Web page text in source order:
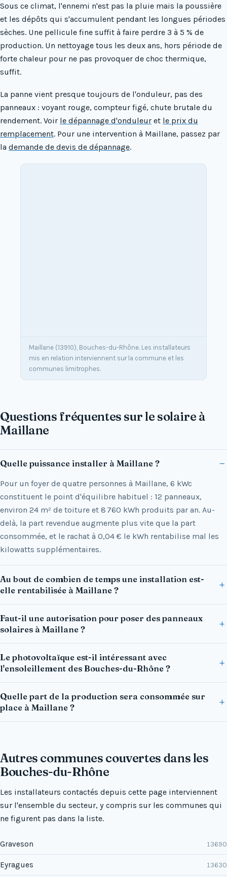
Sous ce climat, l'ennemi n'est pas la pluie mais la poussière
et les dépôts qui s'accumulent pendant les longues périodes
sèches. Une pellicule fine suffit à faire perdre 3 à 5 % de
production. Un nettoyage tous les deux ans, hors période de
forte chaleur pour ne pas provoquer de choc thermique,
suffit.
La panne vient presque toujours de l'onduleur, pas des
panneaux : voyant rouge, compteur figé, chute brutale du
rendement. Voir le dépannage d'onduleur et le prix du
remplacement. Pour une intervention à Maillane, passez par
la demande de devis de dépannage.
Maillane (13910), Bouches-du-Rhône. Les installateurs
mis en relation interviennent sur la commune et les
communes limitrophes.
Questions fréquentes sur le solaire à
Maillane
Quelle puissance installer à Maillane ?
Pour un foyer de quatre personnes à Maillane, 6 kWc
constituent le point d'équilibre habituel : 12 panneaux,
environ 24 m² de toiture et 8 760 kWh produits par an. Au-
delà, la part revendue augmente plus vite que la part
consommée, et le rachat à 0,04 € le kWh rentabilise mal les
kilowatts supplémentaires.
Au bout de combien de temps une installation est-
elle rentabilisée à Maillane ?
Faut-il une autorisation pour poser des panneaux
solaires à Maillane ?
Le photovoltaïque est-il intéressant avec
l'ensoleillement des Bouches-du-Rhône ?
Quelle part de la production sera consommée sur
place à Maillane ?
Autres communes couvertes dans les
Bouches-du-Rhône
Les installateurs contactés depuis cette page interviennent
sur l'ensemble du secteur, y compris sur les communes qui
ne figurent pas dans la liste.
Graveson 13690
Eyragues 13630